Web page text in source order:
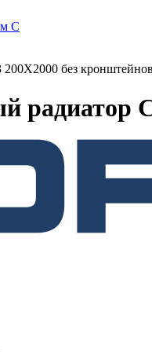
C
без кронштейнов
радиатор